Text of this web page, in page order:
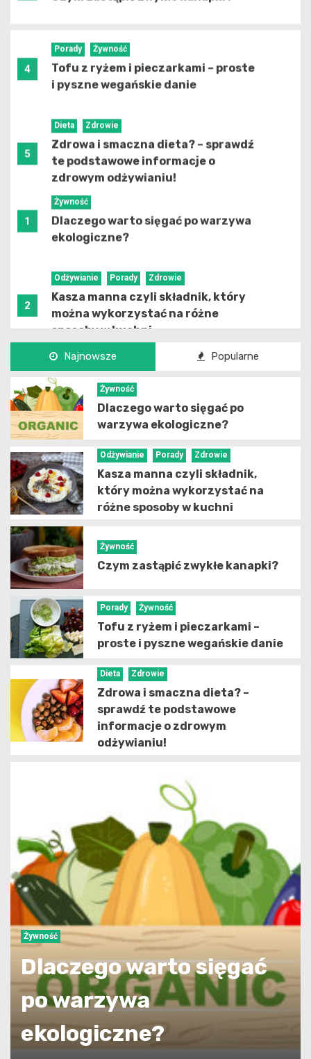
4
Porady Żywność
Tofu z ryżem i pieczarkami – proste
i pyszne wegańskie danie
5
Dieta Zdrowie
Zdrowa i smaczna dieta? – sprawdź
te podstawowe informacje o
zdrowym odżywianiu!
1
Żywność
Dlaczego warto sięgać po warzywa
ekologiczne?
2
Odżywianie Porady Zdrowie
Kasza manna czyli składnik, który
można wykorzystać na różne
sposoby w kuchni
3
Żywność
Czym zastąpić zwykłe kanapki?
4
Porady Żywność
Tofu z ryżem i pieczarkami – proste
i pyszne wegańskie danie
5
Dieta Zdrowie
Zdrowa i smaczna dieta? – sprawdź
te podstawowe informacje o
zdrowym odżywianiu!
Najnowsze Popularne
Żywność
Dlaczego warto sięgać po
warzywa ekologiczne?
Odżywianie Porady Zdrowie
Kasza manna czyli składnik,
który można wykorzystać na
różne sposoby w kuchni
Żywność
Czym zastąpić zwykłe kanapki?
Porady Żywność
Tofu z ryżem i pieczarkami –
proste i pyszne wegańskie danie
Dieta Zdrowie
Zdrowa i smaczna dieta? –
sprawdź te podstawowe
informacje o zdrowym
odżywianiu!
Żywność
Dlaczego warto sięgać
po warzywa
ekologiczne?